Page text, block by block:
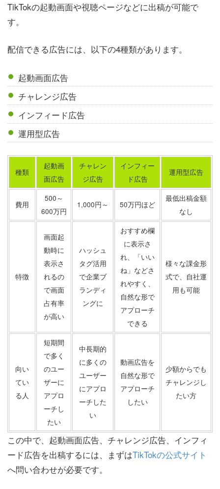
TikTokの起動画面や視聴ページなどに出稿が可能で
す。
配信できる広告には、以下の4種類があります。
起動画面広告
チャレンジ広告
インフィード広告
運用型広告
種類
起動画
面広告
チャレン
ジ広告
インフィー
ド広告
運用型広告
費用
500～
600万円
1,000円～ 50万円ほど
最低出稿金額
なし
特徴
画面起
動時に
表示さ
れるの
で画面
占有率
が高い
ハッシュ
タグ活用
で企業ブ
ランディ
ングに
おすすめ欄
に表示さ
れ、「いい
ね」などさ
れやすく、
自然な形で
アプローチ
できる
様々な課金形
式で、自社運
用も可能
向い
てい
る人
短期間
で多く
のユー
ザーに
アプロ
ーチし
たい
中長期的
に多くの
ユーザー
にアプロ
ーチした
い
動画広告を
自然な形で
アプローチ
したい
少額からでも
チャレンジし
たい方
この中で、起動画面広告、チャレンジ広告、インフィ
ード広告を出稿するには、まずはTikTokの公式サイト
へ問い合わせが必要です。